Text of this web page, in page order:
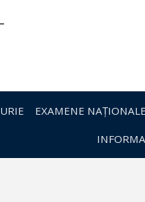
EXAMENE NAȚIONALE